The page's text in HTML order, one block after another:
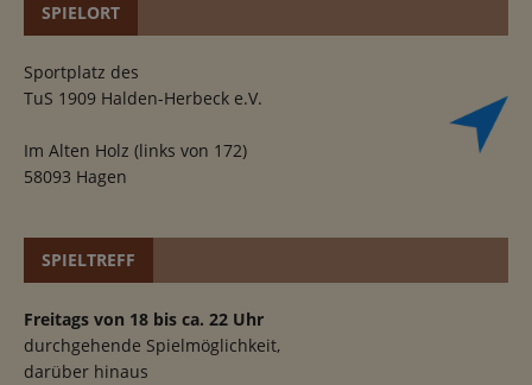
SPIELORT
Sportplatz des
TuS 1909 Halden-Herbeck e.V.
Im Alten Holz (links von 172)
58093 Hagen
SPIELTREFF
Freitags von 18 bis ca. 22 Uhr
durchgehende Spielmöglichkeit,
darüber hinaus